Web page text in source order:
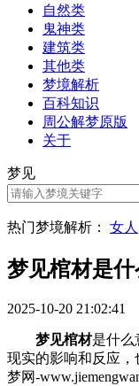
自然类
鬼神类
建筑类
其他类
梦境解析
百科知识
周公解梦原版
关于
梦见
热门梦境解析： 女人
梦见棺材是
2025-10-20 21:02:41
梦见棺材是什么
现实的影响和反应
梦网-